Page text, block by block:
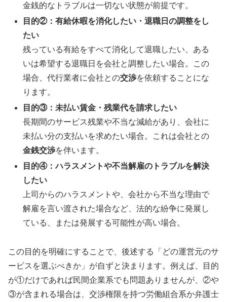
金銭的なトラブルは一切ない状態が前提です。
目的②：有給休暇を消化したい・退職日の調整をし
たい
残っている有給をすべて消化して退職したい、ある
いは希望する退職日を会社と調整したい場合。この
場合、代行業者に会社との交渉を依頼することにな
ります。
目的③：未払い賃金・残業代を請求したい
長期間のサービス残業や不当な減給があり、会社に
未払い分の支払いを求めたい場合。これは会社との
金銭交渉を伴います。
目的④：ハラスメントや不当解雇のトラブルを解決
したい
上司からのハラスメントや、会社から不当な理由で
解雇を言い渡された場合など、法的な紛争に発展し
ている、または発展する可能性が高い場合。
この目的を明確にすることで、後述する「どの運営元のサ
ービスを選ぶべきか」が自ずと決まります。例えば、目的
が①だけであれば民間企業系でも問題ありませんが、②や
③が含まれる場合は、交渉権限を持つ労働組合系か弁護士